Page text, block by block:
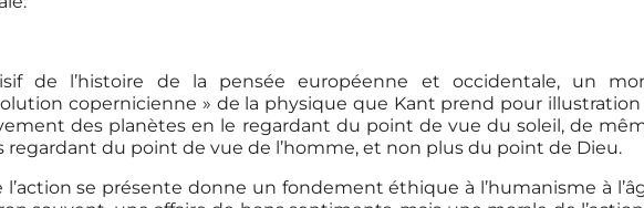
de l’histoire de la pensée européenne et occidentale, un
copernicienne » de la physique que Kant prend pour
des planètes en le regardant du point de vue du soleil, de
du point de vue de l’homme, et non plus du point de Dieu.
se présente donne un fondement éthique à l’humanisme à